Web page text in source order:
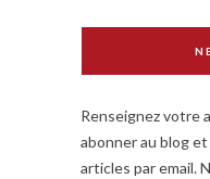
Renseignez votre
abonner au blog
articles par email.